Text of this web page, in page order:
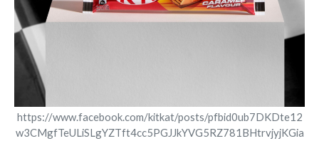
https://www.facebook.com/kitkat/posts/pfbid0ub7DKDte12
w3CMgfTeULiSLgYZTft4cc5PGJJkYVG5RZ781BHtrvjyjKGia